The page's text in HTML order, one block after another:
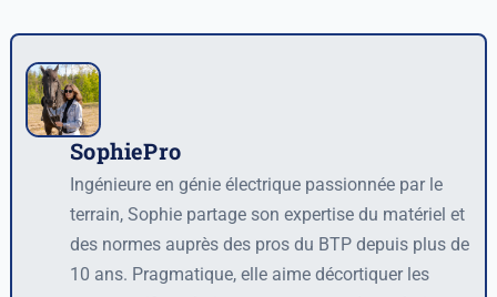
AuteurSophiePro
Ingénieure en génie électrique passionnée par le
terrain, Sophie partage son expertise du matériel et
des normes auprès des pros du BTP depuis plus de
10 ans. Pragmatique, elle aime décortiquer les